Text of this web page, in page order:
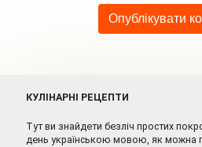
КУЛІНАРНІ РЕЦЕПТИ
Тут ви знайдети безліч простих
день українською мовою, як можна